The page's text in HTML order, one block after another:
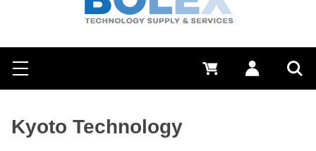
Hľadať
Menu Prihlásiť sa
0 €
Kyoto Technology